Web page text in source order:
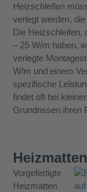
Heizschleifen
verlegt werden,
Die Heizschleifen,
– 25 W/m haben,
verlegte
W/m und einem
spezifische
findet oft bei
Grundrissen ihren
Heizmatten
Vorgefertigte
Heizmatten